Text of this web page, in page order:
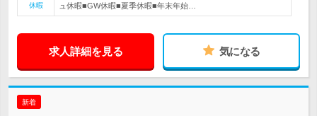
休暇
ュ休暇■GW休暇■夏季休暇■年末年始…
求人詳細を見る 気になる
新着